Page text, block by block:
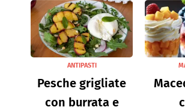
ANTIPASTI
Pesche grigliate
con burrata e